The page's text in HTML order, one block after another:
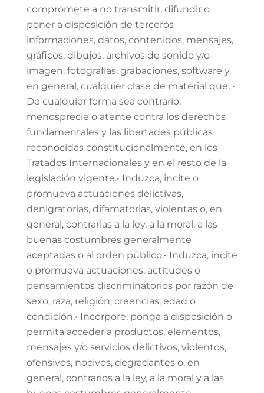
compromete a no transmitir, difundir o
poner a disposición de terceros
informaciones, datos, contenidos, mensajes,
gráficos, dibujos, archivos de sonido y/o
imagen, fotografías, grabaciones, software y,
en general, cualquier clase de material que: •
De cualquier forma sea contrario,
menosprecie o atente contra los derechos
fundamentales y las libertades públicas
reconocidas constitucionalmente, en los
Tratados Internacionales y en el resto de la
legislación vigente.• Induzca, incite o
promueva actuaciones delictivas,
denigratorias, difamatorias, violentas o, en
general, contrarias a la ley, a la moral, a las
buenas costumbres generalmente
aceptadas o al orden público.• Induzca, incite
o promueva actuaciones, actitudes o
pensamientos discriminatorios por razón de
sexo, raza, religión, creencias, edad o
condición.• Incorpore, ponga a disposición o
permita acceder a productos, elementos,
mensajes y/o servicios delictivos, violentos,
ofensivos, nocivos, degradantes o, en
general, contrarios a la ley, a la moral y a las